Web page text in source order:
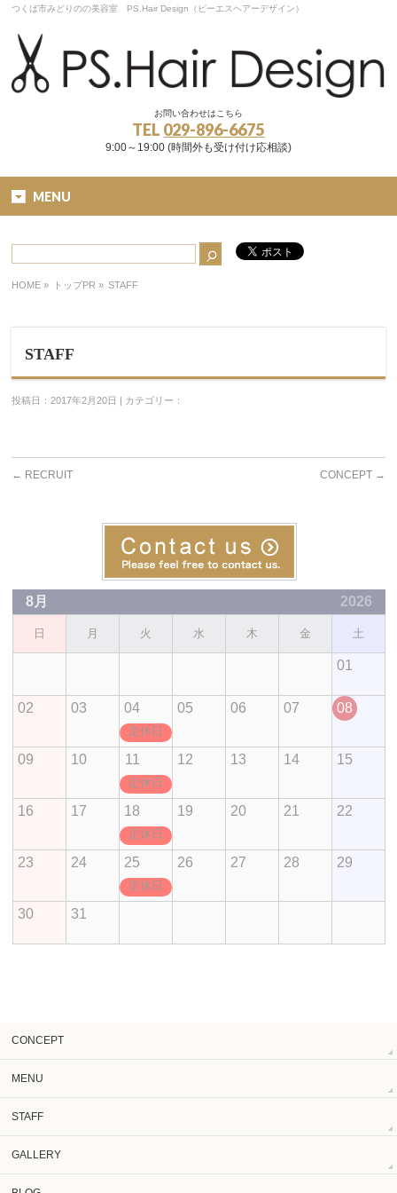
つくば市みどりのの美容室 PS.Hair Design（ピーエスヘアーデザイン）
お問い合わせはこちら
TEL 029-896-6675
9:00～19:00 (時間外も受け付け応相談)
MENU
HOME » トップPR » STAFF
STAFF
投稿日：2017年2月20日 | カテゴリー：
← RECRUIT CONCEPT →
8月 2026
日 月 火 水 木 金 土
01
02 03 04
定休日
05 06 07 08
09 10 11
定休日
12 13 14 15
16 17 18
定休日
19 20 21 22
23 24 25
定休日
26 27 28 29
30 31
CONCEPT
MENU
STAFF
GALLERY